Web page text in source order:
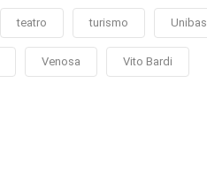
teatro turismo Unibas
Venosa Vito Bardi